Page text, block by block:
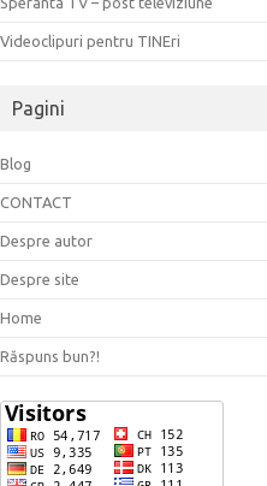
Videoclipuri pentru TINEri
Pagini
Blog
CONTACT
Despre autor
Despre site
Home
Răspuns bun?!